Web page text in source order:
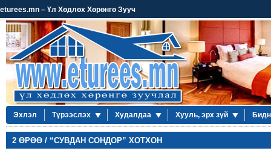
eturees.mn – Үл Хөдлөх Хөрөнгө Зууч
Эхлэл Түрээслэх Худалдаа Хууль, эрх зүй
2 ӨРӨӨ / “СУВДАН СОНДОР” ХОТХОН